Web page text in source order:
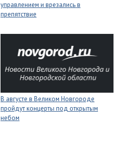
управлением и врезались в
препятствие
В августе в Великом Новгороде
пройдут концерты под открытым
небом